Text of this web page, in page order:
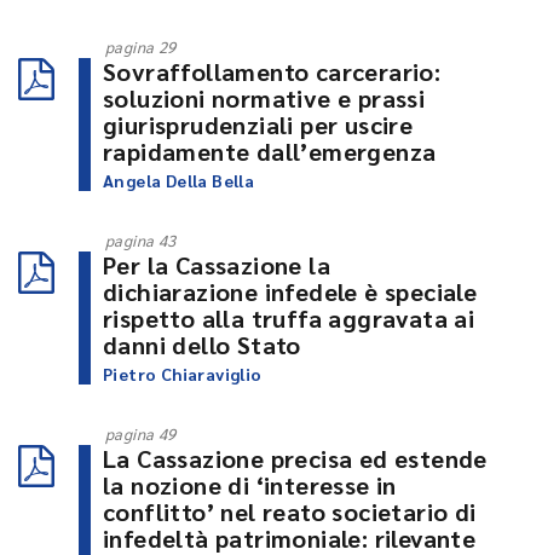
pagina 29
Sovraffollamento carcerario:
soluzioni normative e prassi
giurisprudenziali per uscire
rapidamente dall’emergenza
Angela Della Bella
pagina 43
Per la Cassazione la
dichiarazione infedele è speciale
rispetto alla truffa aggravata ai
danni dello Stato
Pietro Chiaraviglio
pagina 49
La Cassazione precisa ed estende
la nozione di ‘interesse in
conflitto’ nel reato societario di
infedeltà patrimoniale: rilevante